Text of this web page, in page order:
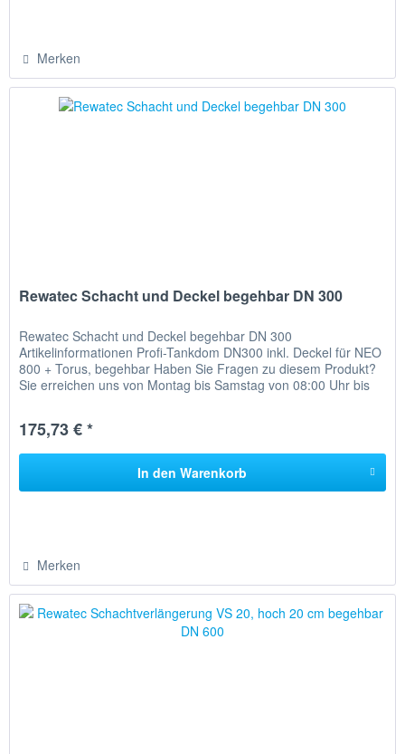
Merken
Rewatec Schacht und Deckel begehbar DN 300
Rewatec Schacht und Deckel begehbar DN 300
Artikelinformationen Profi-Tankdom DN300 inkl. Deckel für NEO
800 + Torus, begehbar Haben Sie Fragen zu diesem Produkt?
Sie erreichen uns von Montag bis Samstag von 08:00 Uhr bis
175,73 € *
In den Warenkorb
Merken